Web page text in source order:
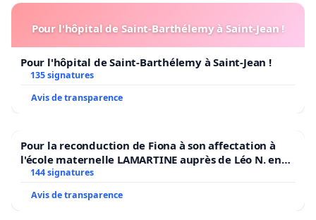
Pour l'hôpital de Saint-Barthélemy à Saint-Jean !
Pour l'hôpital de Saint-Barthélemy à Saint-Jean !
135 signatures
Avis de transparence
Pour la reconduction de Fiona à son affectation à
l'école maternelle LAMARTINE auprès de Léo N. en
2026/2027
144 signatures
Avis de transparence